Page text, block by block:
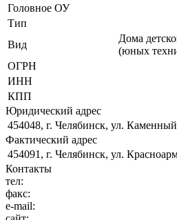
Головное ОУ
Тип
Вид
Дома
(юных
ОГРН
ИНН
КПП
Юридический адрес
454048, г. Челябинск, ул. Каменный
Фактический адрес
454091, г. Челябинск, ул.
Контакты
тел:
факс:
e-mail: